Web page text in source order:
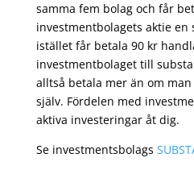
samma fem bolag och får
investmentbolagets aktie
istället får betala 90 kr
investmentbolaget till
alltså betala mer än om
själv. Fördelen med
aktiva investeringar åt dig.
Se investmentsbolags